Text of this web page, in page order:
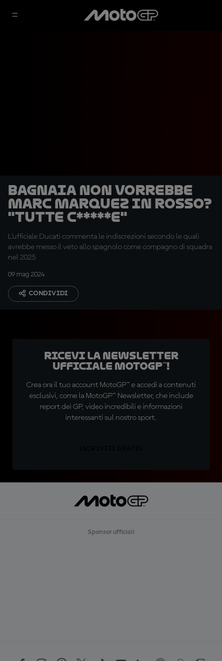
Bagnaia non vorrebbe
Marc Marquez in rosso?
"Tutte c*****e"
L'ufficiale Ducati commenta le indiscrezioni secondo le quali
avrebbe messo il veto allo spagnolo come compagno di squadra
nel 2025
09 mag 2024
CONDIVIDI
Ricevi la newsletter
ufficiale MotoGP™!
Crea ora il tuo account MotoGP™ e accedi a contenuti
esclusivi, come la MotoGP™ Newsletter, che include
report dei GP, video incredibili e informazioni
interessanti sul nostro sport.
Sponsor ufficiali